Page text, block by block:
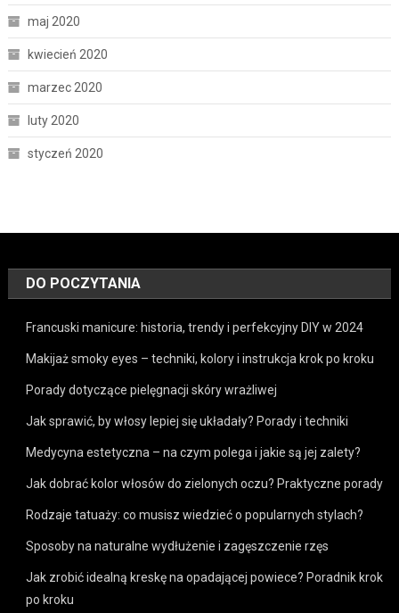
maj 2020
kwiecień 2020
marzec 2020
luty 2020
styczeń 2020
DO POCZYTANIA
Francuski manicure: historia, trendy i perfekcyjny DIY w 2024
Makijaż smoky eyes – techniki, kolory i instrukcja krok po kroku
Porady dotyczące pielęgnacji skóry wrażliwej
Jak sprawić, by włosy lepiej się układały? Porady i techniki
Medycyna estetyczna – na czym polega i jakie są jej zalety?
Jak dobrać kolor włosów do zielonych oczu? Praktyczne porady
Rodzaje tatuaży: co musisz wiedzieć o popularnych stylach?
Sposoby na naturalne wydłużenie i zagęszczenie rzęs
Jak zrobić idealną kreskę na opadającej powiece? Poradnik krok
po kroku